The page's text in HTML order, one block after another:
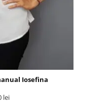
Iosefina
lei